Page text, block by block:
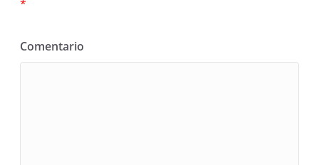
*
Comentario